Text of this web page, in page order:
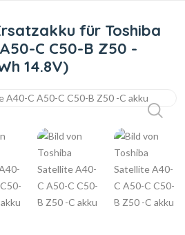
für Toshiba
C C50-B Z50 -
14.8V)